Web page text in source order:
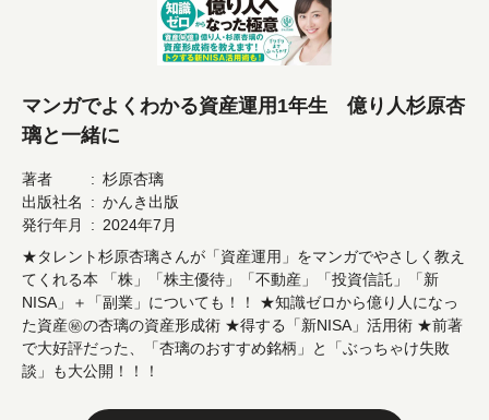
マンガでよくわかる資産運用1年生 億り人杉原杏
璃と一緒に
著者
杉原杏璃
出版社名
かんき出版
発行年月
2024年7月
★タレント杉原杏璃さんが「資産運用」をマンガでやさしく教え
てくれる本 「株」「株主優待」「不動産」「投資信託」「新
NISA」＋「副業」についても！！ ★知識ゼロから億り人になっ
た資産㊙の杏璃の資産形成術 ★得する「新NISA」活用術 ★前著
で大好評だった、「杏璃のおすすめ銘柄」と「ぶっちゃけ失敗
談」も大公開！！！